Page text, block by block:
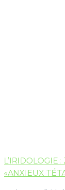
L’IRIDOLOGIE
«ANXIEUX